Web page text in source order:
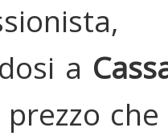
a
prezzo